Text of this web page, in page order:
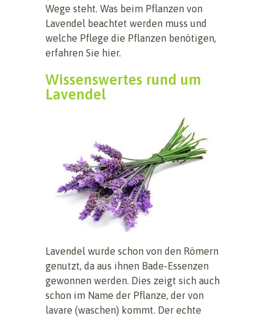
Wege steht. Was beim Pflanzen von
Lavendel beachtet werden muss und
welche Pflege die Pflanzen benötigen,
erfahren Sie hier.
Wissenswertes rund um
Lavendel
Lavendel wurde schon von den Römern
genutzt, da aus ihnen Bade-Essenzen
gewonnen werden. Dies zeigt sich auch
schon im Name der Pflanze, der von
lavare (waschen) kommt. Der echte